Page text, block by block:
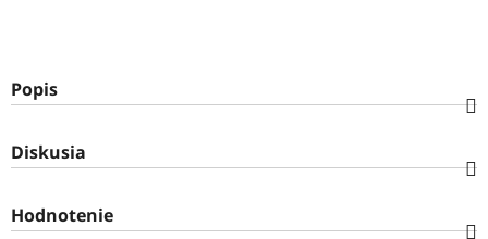
Popis
Diskusia
Hodnotenie